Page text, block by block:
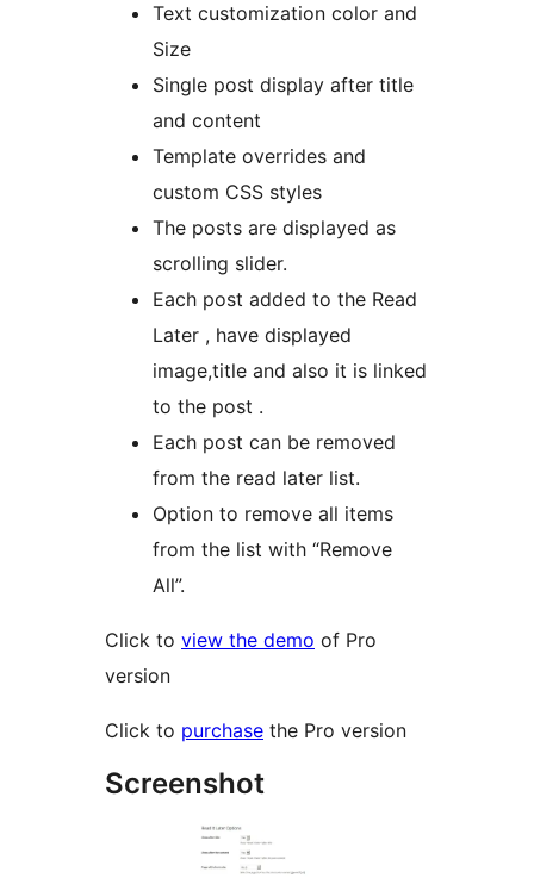
Text customization color and
Size
Single post display after title
and content
Template overrides and
custom CSS styles
The posts are displayed as
scrolling slider.
Each post added to the Read
Later , have displayed
image,title and also it is linked
to the post .
Each post can be removed
from the read later list.
Option to remove all items
from the list with “Remove
All”.
Click to view the demo of Pro
version
Click to purchase the Pro version
Screenshot